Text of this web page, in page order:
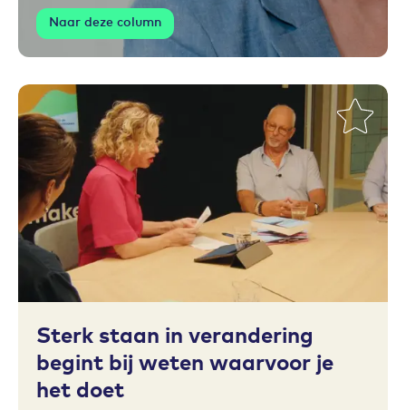
Naar deze column
Toevoegen aan favorieten
Sterk staan in verandering
begint bij weten waarvoor je
het doet